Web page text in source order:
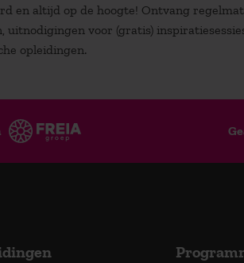
en altijd op de hoogte! Ontvang
uitnodigingen voor (gratis)
opleidingen.